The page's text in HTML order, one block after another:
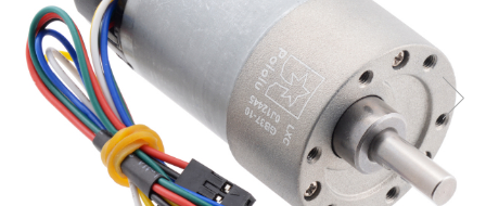
Cutii
LCD
Module
Adaptoare si convertoare